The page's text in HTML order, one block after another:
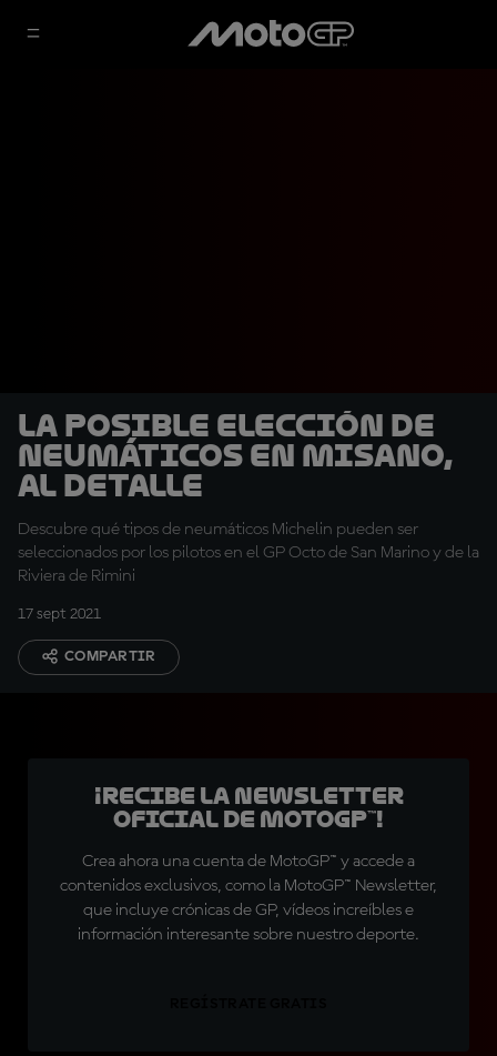
La posible elección de
neumáticos en Misano,
al detalle
Descubre qué tipos de neumáticos Michelin pueden ser
seleccionados por los pilotos en el GP Octo de San Marino y de la
Riviera de Rimini
17 sept 2021
COMPARTIR
¡Recibe la Newsletter
oficial de MotoGP™!
Crea ahora una cuenta de MotoGP™ y accede a
contenidos exclusivos, como la MotoGP™ Newsletter,
que incluye crónicas de GP, vídeos increíbles e
información interesante sobre nuestro deporte.